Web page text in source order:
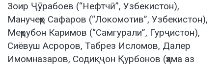
Зоир Ҷӯрабоев (“Нефтчӣ”, Узбекистон),
Манучеҳр Сафаров (“Локомотив”, Узбекистон),
Меҳрубон Каримов (“Самгурали”, Гурҷистон),
Сиёвуш Асроров, Табрез Исломов, Далер
Имомназаров, Содиқҷон Қурбонов (ҳама аз